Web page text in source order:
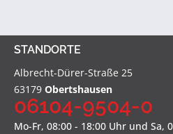
STANDORTE
Albrecht-Dürer-Straße 25
63179 Obertshausen
06104-9504-0
Mo-Fr, 08:00 - 18:00 Uhr und Sa,